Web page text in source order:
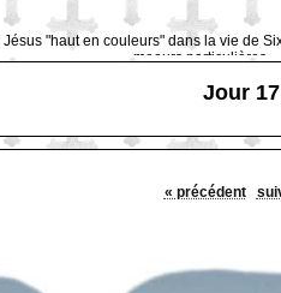
"haut en couleurs" dans la vie de
moeurs particulières
Jour 17
« précédent